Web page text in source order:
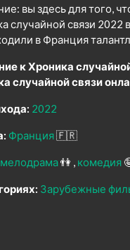
вы здесь для того,
случайной связи 2022
в Франция
к Хроника
случайной связи
2022
Франция🇫🇷
мелодрама👫 комедия
Зарубежные